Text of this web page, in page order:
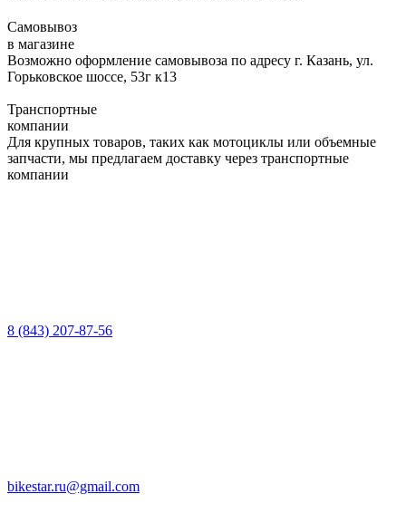
Самовывоз
в магазине
Возможно оформление самовывоза по адресу г. Казань, ул.
Горьковское шоссе, 53г к13
Транспортные
компании
Для крупных товаров, таких как мотоциклы или объемные
запчасти, мы предлагаем доставку через транспортные
компании
8 (843) 207-87-56
bikestar.ru@gmail.com